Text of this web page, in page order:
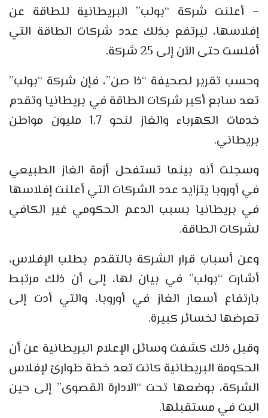
– أعلنت شركة “بولب” البريطانية للطاقة عن
إفلاسها، ليرتفع بذلك عدد شركات الطاقة التي
أفلست حتى الآن إلى 25 شركة.
وحسب تقرير لصحيفة “ذا صن”، فإن شركة “بولب”
تعد سابع أكبر شركات الطاقة في بريطانيا وتقدم
خدمات الكهرباء والغاز لنحو 1,7 مليون مواطن
بريطاني.
وسجلت أنه بينما تستفحل أزمة الغاز الطبيعي
في أوروبا يتزايد عدد الشركات التي أعلنت إفلاسها
في بريطانيا بسبب الدعم الحكومي غير الكافي
لشركات الطاقة.
وعن أسباب قرار الشركة بالتقدم بطلب الإفلاس،
أشارت “بولب” في بيان لها، إلى أن ذلك مرتبط
بارتفاع أسعار الغاز في أوروبا، والتي أدت إلى
تعرضها لخسائر كبيرة.
وقبل ذلك كشفت وسائل الإعلام البريطانية عن أن
الحكومة البريطانية كانت تعد خطة طوارئ لإفلاس
الشركة، بوضعها تحت “الادارة القصوى” إلى حين
البت في مستقبلها.